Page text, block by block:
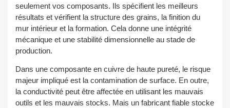
seulement vos composants. Ils spécifient les meilleurs
résultats et vérifient la structure des grains, la finition du
mur intérieur et la formation. Cela donne une intégrité
mécanique et une stabilité dimensionnelle au stade de
production.
Dans une composante en cuivre de haute pureté, le risque
majeur impliqué est la contamination de surface. En outre,
la conductivité peut être affectée en utilisant les mauvais
outils et les mauvais stocks. Mais un fabricant fiable stocke